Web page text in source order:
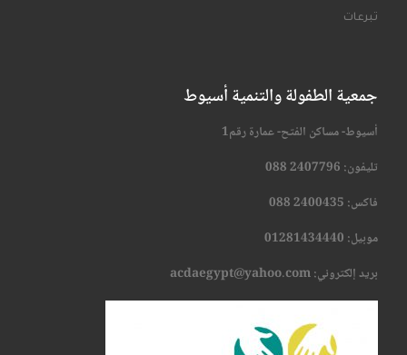
تبرعات
جمعية الطفولة والتنمية أسيوط
أسيوط- مساكن الفتح- عمارة رقم1
تليفون: 2407796 088
فاكس: 2400435 088
موبيل: 01281434440
بريد إلكتروني: acdaegypt@yahoo.com